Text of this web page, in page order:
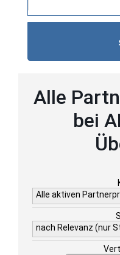
Alle
bei
Alle aktiven
nach Relevanz (nur